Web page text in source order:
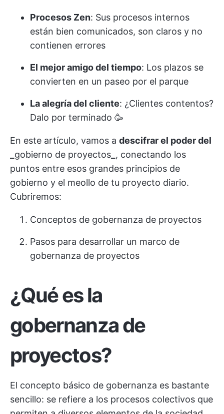
Procesos Zen: Sus procesos internos
están bien comunicados, son claros y no
contienen errores
El mejor amigo del tiempo: Los plazos se
convierten en un paseo por el parque
La alegría del cliente: ¿Clientes contentos?
Dalo por terminado 🥳
En este artículo, vamos a descifrar el poder del
gobierno de proyectos , conectando los
puntos entre esos grandes principios de
gobierno y el meollo de tu proyecto diario.
Cubriremos:
Conceptos de gobernanza de proyectos
Pasos para desarrollar un marco de
gobernanza de proyectos
¿Qué es la
gobernanza de
proyectos?
El concepto básico de gobernanza es bastante
sencillo: se refiere a los procesos colectivos que